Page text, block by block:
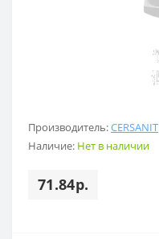
Производитель:CERSANIT
Наличие: Нет в наличии
71.84р.